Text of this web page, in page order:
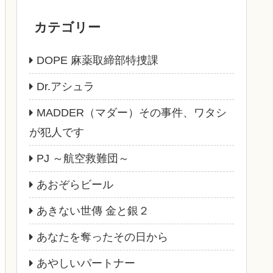
カテゴリー
DOPE 麻薬取締部特捜課
Dr.アシュラ
MADDER（マダー）その事件、ワタシ
が犯人です
PJ ～航空救難団～
あおぞらビール
あきない世傳 金と銀２
あなたを奪ったその日から
あやしいパートナー